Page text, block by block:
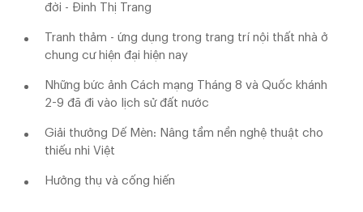
đời - Đinh Thị Trang
Tranh thảm - ứng dụng trong trang trí nội thất nhà ở
chung cư hiện đại hiện nay
Những bức ảnh Cách mạng Tháng 8 và Quốc khánh
2-9 đã đi vào lịch sử đất nước
Giải thưởng Dế Mèn: Nâng tầm nền nghệ thuật cho
thiếu nhi Việt
Hưởng thụ và cống hiến